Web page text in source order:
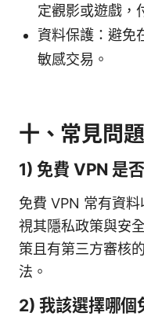
定觀影或遊戲，
資料保護：避免
敏感交易。
十、常見問題
1) 免費 VPN 是
免費 VPN 常有資
視其隱私政策與安
策且有第三方審核
法。
2) 我該選擇哪個